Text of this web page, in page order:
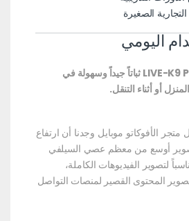
الصغيرة
اليومي
يوفر حامل التصوير LIVE-K9 Pro ثباتاً جيداً وسهولة في
أو أثناء التنقل.
متجر الأفوكاتو موبايل وجدنا أن ارتفاع
تصوير أوسع من معظم عصي السيلفي
لتصوير الفيديوهات الكاملة،
المحتوى القصير لمنصات التواصل